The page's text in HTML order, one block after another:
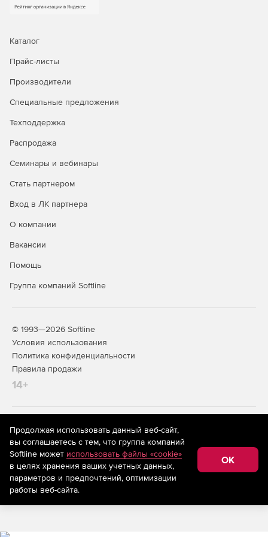
отчетов в PDF для обмена с другими пользователями
Каталог
Прайс-листы
Производители
Специальные предложения
Техподдержка
Распродажа
Семинары и вебинары
Стать партнером
Вход в ЛК партнера
О компании
Вакансии
Помощь
Группа компаний Softline
© 1993—2026 Softline
Условия использования
Политика конфиденциальности
Правила продажи
14+
На информационном ресурсе store.softline.ru применяются
рекомендательные технологии
(информационные технологии
предоставления информации на основе сбора,
систематизации и анализа сведений, относящихся к
предпочтениям пользователей сети «Интернет»,
находящихся на территории Российской Федерации)
Продолжая использовать данный веб-сайт,
вы соглашаетесь с тем, что группа компаний
Softline может использовать файлы «cookie»
в целях хранения ваших учетных данных,
параметров и предпочтений, оптимизации
работы веб-сайта.
OK